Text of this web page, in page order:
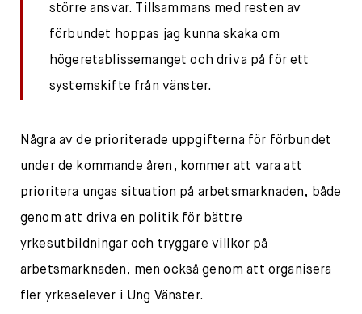
större ansvar. Tillsammans med resten av
förbundet hoppas jag kunna skaka om
högeretablissemanget och driva på för ett
systemskifte från vänster.
Några av de prioriterade uppgifterna för förbundet
under de kommande åren, kommer att vara att
prioritera ungas situation på arbetsmarknaden, både
genom att driva en politik för bättre
yrkesutbildningar och tryggare villkor på
arbetsmarknaden, men också genom att organisera
fler yrkeselever i Ung Vänster.